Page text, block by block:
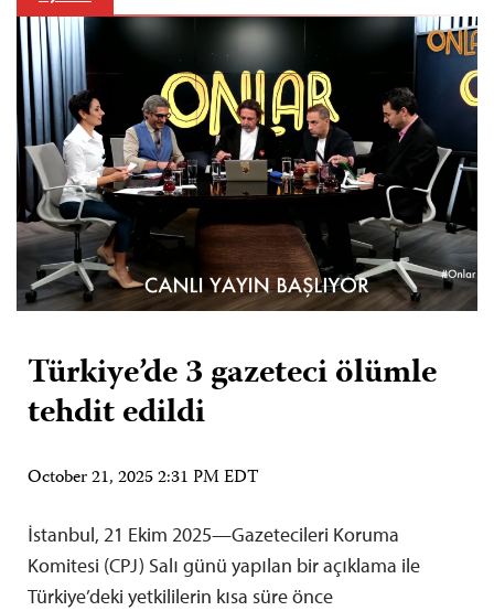
Türkiye’de 3 gazeteci ölümle
tehdit edildi
October 21, 2025 2:31 PM EDT
İstanbul, 21 Ekim 2025—Gazetecileri Koruma
Komitesi (CPJ) Salı günü yapılan bir açıklama ile
Türkiye’deki yetkililerin kısa süre önce